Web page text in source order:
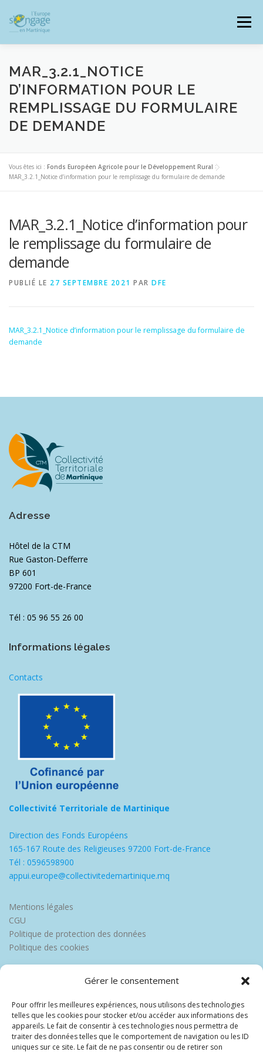
Gérer le consentement
Pour offrir les meilleures expériences, nous utilisons des technologies
telles que les cookies pour stocker et/ou accéder aux informations des
appareils. Le fait de consentir à ces technologies nous permettra de
traiter des données telles que le comportement de navigation ou les ID
uniques sur ce site. Le fait de ne pas consentir ou de retirer son
contenu
Menu
PROGRAMMES J’AI UN PROJET
SIGNALER UNE FRAUDE
MAR_3.2.1_NOTICE
D’INFORMATION POUR LE
REMPLISSAGE DU FORMULAIRE
DE DEMANDE
Vous êtes ici : Fonds Européen Agricole pour le Développement Rural >
MAR_3.2.1_Notice d’information pour le remplissage du formulaire de demande
MAR_3.2.1_Notice d’information pour
le remplissage du formulaire de
demande
PUBLIÉ LE 27 SEPTEMBRE 2021 PAR DFE
MAR_3.2.1_Notice d’information pour le remplissage du formulaire de
demande
Adresse
Hôtel de la CTM
Rue Gaston-Defferre
BP 601
97200 Fort-de-France
Tél : 05 96 55 26 00
Informations légales
Contacts
Collectivité Territoriale de Martinique
Direction des Fonds Européens
165-167 Route des Religieuses 97200 Fort-de-France
Tél : 0596598900
appui.europe@collectivitedemartinique.mq
Mentions légales
CGU
Politique de protection des données
Politique des cookies